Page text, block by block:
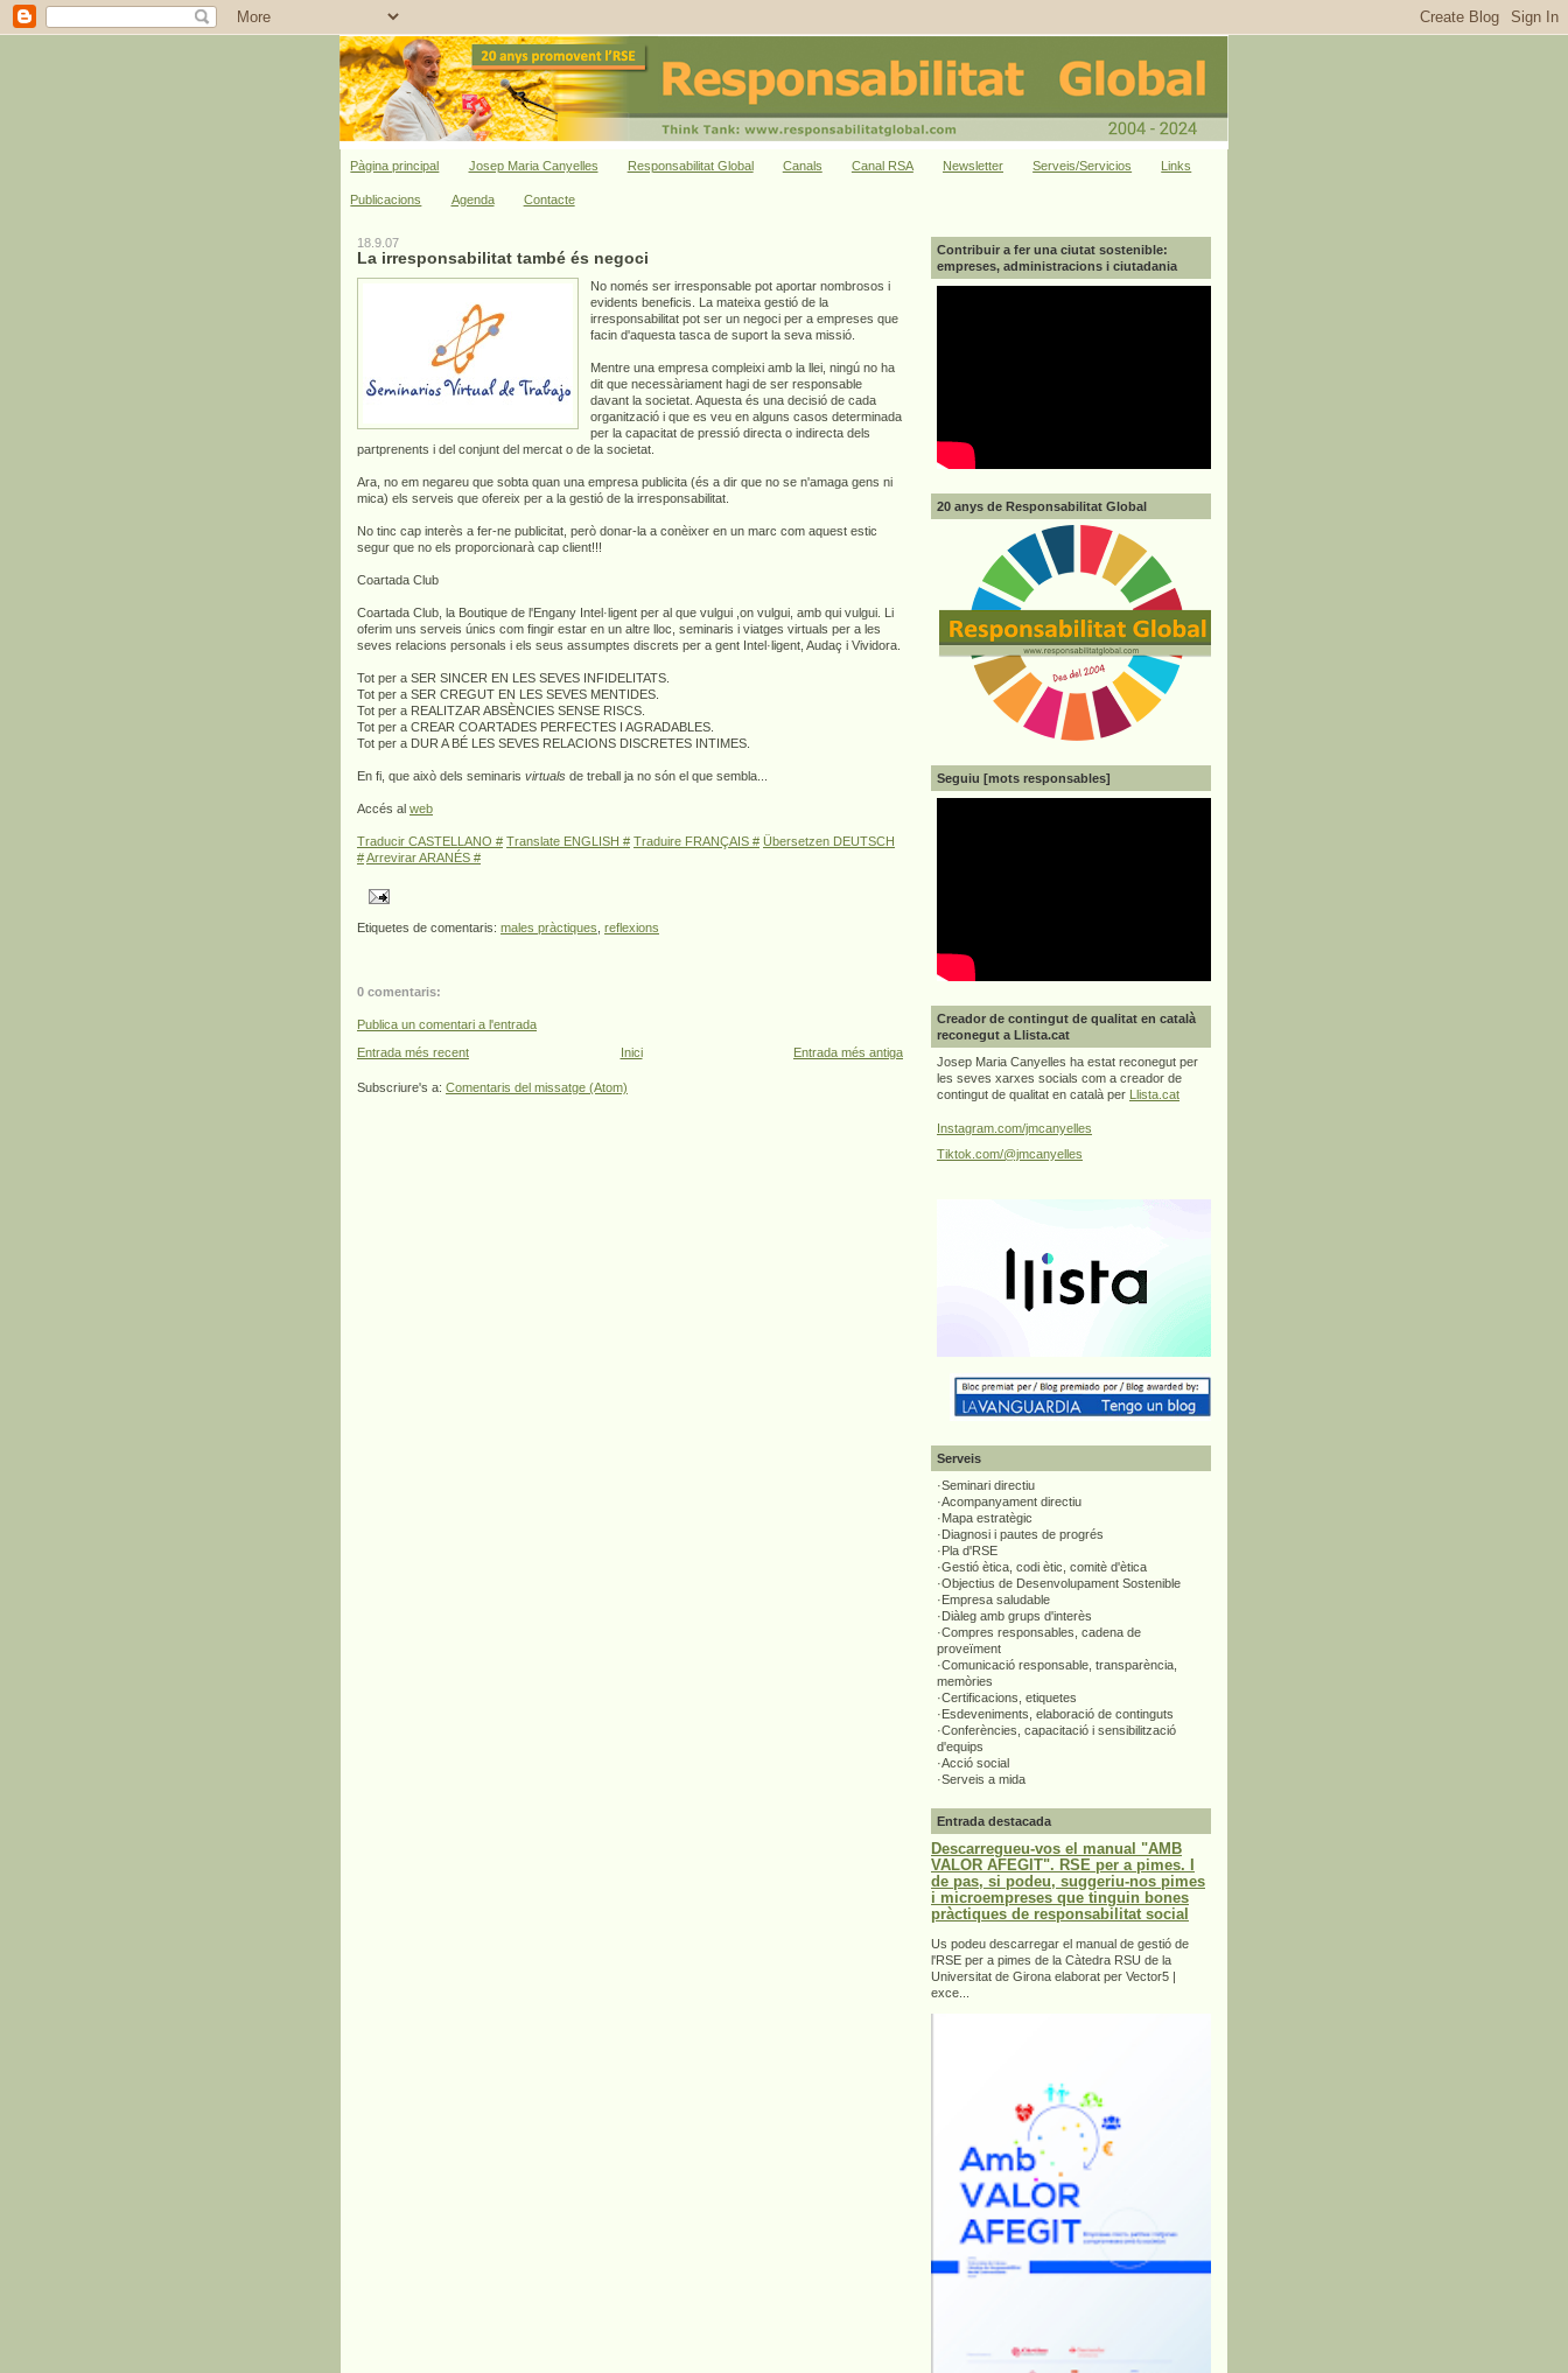
Pàgina principal Josep Maria Canyelles Responsabilitat Global Canals Canal RSA Newsletter Serveis/Servicios Links
Publicacions Agenda Contacte
18.9.07
La irresponsabilitat també és negoci
No només ser irresponsable pot aportar nombrosos i
evidents beneficis. La mateixa gestió de la
irresponsabilitat pot ser un negoci per a empreses que
facin d'aquesta tasca de suport la seva missió.
Mentre una empresa compleixi amb la llei, ningú no ha
dit que necessàriament hagi de ser responsable
davant la societat. Aquesta és una decisió de cada
organització i que es veu en alguns casos determinada
per la capacitat de pressió directa o indirecta dels
partprenents i del conjunt del mercat o de la societat.
Ara, no em negareu que sobta quan una empresa publicita (és a dir que no se n'amaga gens ni
mica) els serveis que ofereix per a la gestió de la irresponsabilitat.
No tinc cap interès a fer-ne publicitat, però donar-la a conèixer en un marc com aquest estic
segur que no els proporcionarà cap client!!!
Coartada Club
Coartada Club, la Boutique de l'Engany Intel·ligent per al que vulgui ,on vulgui, amb qui vulgui. Li
oferim uns serveis únics com fingir estar en un altre lloc, seminaris i viatges virtuals per a les
seves relacions personals i els seus assumptes discrets per a gent Intel·ligent, Audaç i Vividora.
Tot per a SER SINCER EN LES SEVES INFIDELITATS.
Tot per a SER CREGUT EN LES SEVES MENTIDES.
Tot per a REALITZAR ABSÈNCIES SENSE RISCS.
Tot per a CREAR COARTADES PERFECTES I AGRADABLES.
Tot per a DUR A BÉ LES SEVES RELACIONS DISCRETES INTIMES.
En fi, que això dels seminaris virtuals de treball ja no són el que sembla...
Accés al web
Traducir CASTELLANO # Translate ENGLISH # Traduire FRANÇAIS # Übersetzen DEUTSCH
#Arrevirar ARANÉS #
Etiquetes de comentaris: males pràctiques reflexions
0 comentaris:
Publica un comentari a l'entrada
Entrada més recent
Entrada més antiga
Inici
Subscriure's a: Comentaris del missatge (Atom)
Contribuir a fer una ciutat sostenible:
empreses, administracions i ciutadania
20 anys de Responsabilitat Global
Seguiu [mots responsables]
Creador de contingut de qualitat en català
reconegut a Llista.cat
Josep Maria Canyelles ha estat reconegut per
les seves xarxes socials com a creador de
contingut de qualitat en català per
Llista.cat
Instagram.com/jmcanyelles
Tiktok.com/@jmcanyelles
Serveis
·Seminari directiu
·Acompanyament directiu
·Mapa estratègic
·Diagnosi i pautes de progrés
·Pla d'RSE
·Gestió ètica, codi ètic, comitè d'ètica
·Objectius de Desenvolupament Sostenible
·Empresa saludable
·Diàleg amb grups d'interès
·Compres responsables, cadena de
proveïment
·Comunicació responsable, transparència,
memòries
·Certificacions, etiquetes
·Esdeveniments, elaboració de continguts
·Conferències, capacitació i sensibilització
d'equips
·Acció social
·Serveis a mida
Entrada destacada
Descarregueu-vos el manual "AMB
VALOR AFEGIT". RSE per a pimes. I
de pas, si podeu, suggeriu-nos pimes
i microempreses que tinguin bones
pràctiques de responsabilitat social
Us podeu descarregar el manual de gestió de
l'RSE per a pimes de la Càtedra RSU de la
Universitat de Girona elaborat per Vector5 |
exce...